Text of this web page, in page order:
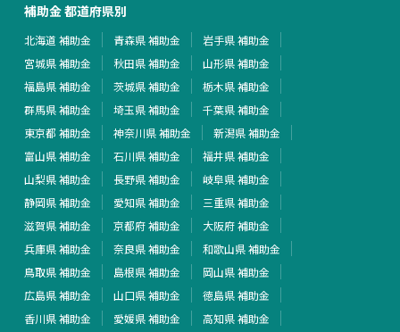
補助金 都道府県別
北海道 補助金 青森県 補助金
岩手県 補助金
宮城県 補助金
秋田県 補助金
山形県 補助金
福島県 補助金
茨城県 補助金
栃木県 補助金
群馬県 補助金
埼玉県 補助金
千葉県 補助金
東京都 補助金
神奈川県 補助金
新潟県 補助金
富山県 補助金
石川県 補助金
福井県 補助金
山梨県 補助金
長野県 補助金
岐阜県 補助金
静岡県 補助金
愛知県 補助金
三重県 補助金
滋賀県 補助金
京都府 補助金
大阪府 補助金
兵庫県 補助金
奈良県 補助金
和歌山県 補助金
鳥取県 補助金
島根県 補助金
岡山県 補助金
広島県 補助金
山口県 補助金
徳島県 補助金
香川県 補助金
愛媛県 補助金
高知県 補助金